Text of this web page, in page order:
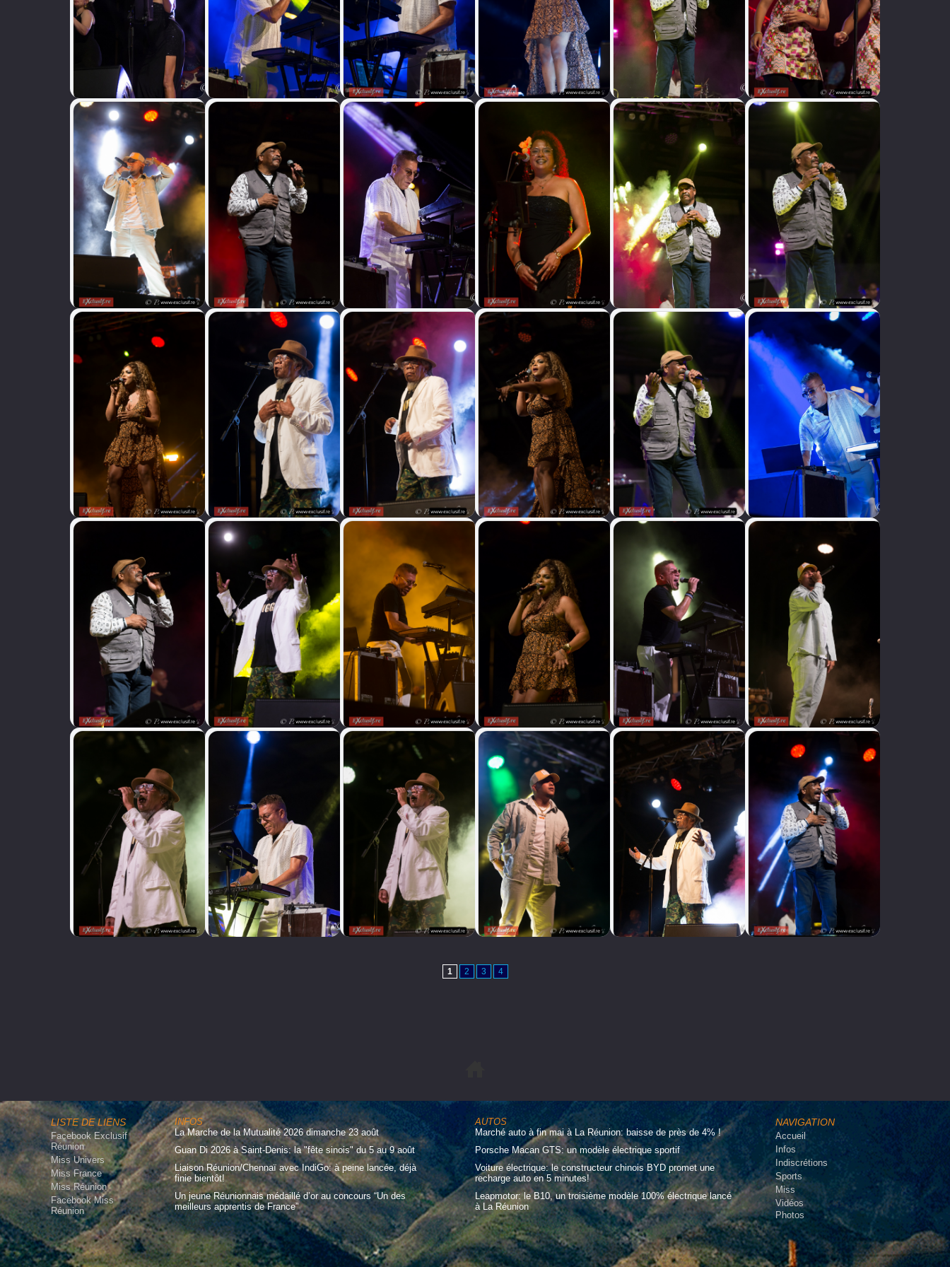
1 2 3 4
LISTE DE LIENS
Facebook Exclusif
Réunion
Miss Univers
Miss France
Miss Réunion
Facebook Miss
Réunion
INFOS
La Marche de la Mutualité 2026 dimanche 23 août
Guan Di 2026 à Saint-Denis: la "fête sinois" du 5 au 9 août
Liaison Réunion/Chennaï avec IndiGo: à peine lancée, déjà
finie bientôt!
Un jeune Réunionnais médaillé d’or au concours “Un des
meilleurs apprentis de France”
AUTOS
Marché auto à fin mai à La Réunion: baisse de près de 4% !
Porsche Macan GTS: un modèle électrique sportif
Voiture électrique: le constructeur chinois BYD promet une
recharge auto en 5 minutes!
Leapmotor: le B10, un troisième modèle 100% électrique lancé
à La Réunion
NAVIGATION
Accueil
Infos
Indiscrétions
Sports
Miss
Vidéos
Photos